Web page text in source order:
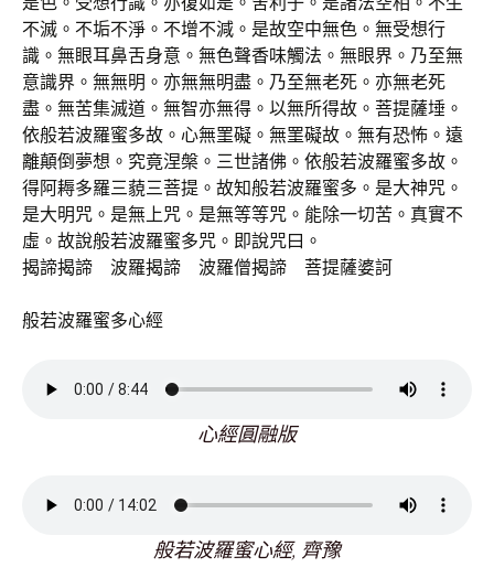
不滅。不垢不淨。不增不減。是故空中無色。無受想行
識。無眼耳鼻舌身意。無色聲香味觸法。無眼界。乃至無
意識界。無無明。亦無無明盡。乃至無老死。亦無老死
盡。無苦集滅道。無智亦無得。以無所得故。菩提薩埵。
依般若波羅蜜多故。心無罣礙。無罣礙故。無有恐怖。遠
離顛倒夢想。究竟涅槃。三世諸佛。依般若波羅蜜多故。
得阿耨多羅三藐三菩提。故知般若波羅蜜多。是大神咒。
是大明咒。是無上咒。是無等等咒。能除一切苦。真實不
虛。故說般若波羅蜜多咒。即說咒曰。
揭諦揭諦 波羅揭諦 波羅僧揭諦 菩提薩婆訶
般若波羅蜜多心經
心經圓融版
般若波羅蜜心經, 齊豫